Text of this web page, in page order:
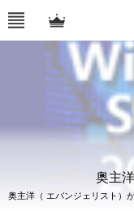
奥主
奥主洋（ エバンジェリスト）